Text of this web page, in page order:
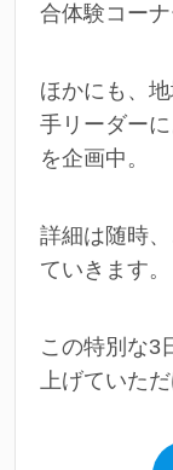
合体験コー
ほかにも、
手リーダー
を企画中。
詳細は随時
ていきます。
この特別な3
上げていただ